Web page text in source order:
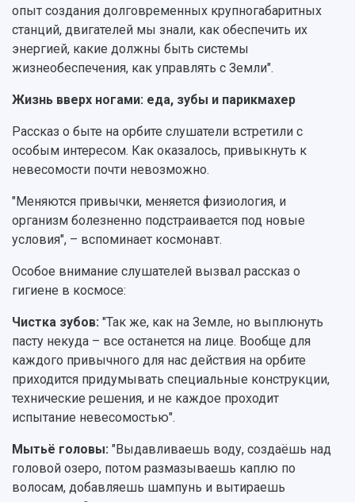
опыт создания долговременных крупногабаритных
станций, двигателей мы знали, как обеспечить их
энергией, какие должны быть системы
жизнеобеспечения, как управлять с Земли".
Жизнь вверх ногами: еда, зубы и парикмахер
Рассказ о быте на орбите слушатели встретили с
особым интересом. Как оказалось, привыкнуть к
невесомости почти невозможно.
"Меняются привычки, меняется физиология, и
организм болезненно подстраивается под новые
условия", – вспоминает космонавт.
Особое внимание слушателей вызвал рассказ о
гигиене в космосе:
Чистка зубов: "Так же, как на Земле, но выплюнуть
пасту некуда – все останется на лице. Вообще для
каждого привычного для нас действия на орбите
приходится придумывать специальные конструкции,
технические решения, и не каждое проходит
испытание невесомостью".
Мытьё головы: "Выдавливаешь воду, создаёшь над
головой озеро, потом размазываешь каплю по
волосам, добавляешь шампунь и вытираешь